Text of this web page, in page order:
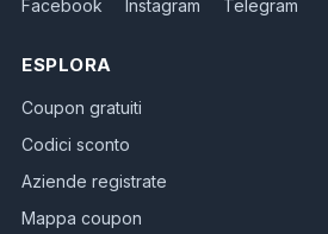
Facebook Instagram Telegram
ESPLORA
Coupon gratuiti
Codici sconto
Aziende registrate
Mappa coupon